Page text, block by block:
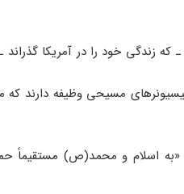
اسکاتلند ـ که زندگی خود را در آمریکا
مسیحی وظیفه دارند که
اسلام و محمد(ص) مستقیماً